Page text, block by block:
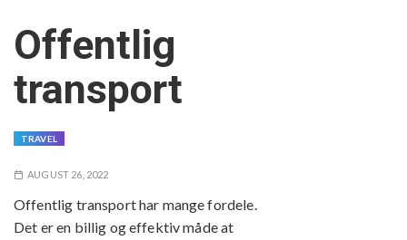
Offentlig
transport
TRAVEL
AUGUST 26, 2022
Offentlig transport har mange fordele.
Det er en billig og effektiv måde at